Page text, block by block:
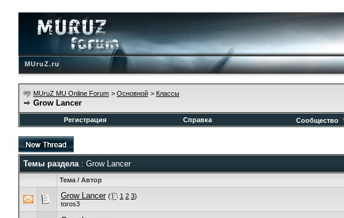
MUruZ.ru
MUruZ MU Online Forum > Основной > Классы
Grow Lancer
Регистрация
Справка Сообщество
Темы раздела: Grow Lancer
Тема / Автор
Grow Lancer ( 1 2 3)
toros3